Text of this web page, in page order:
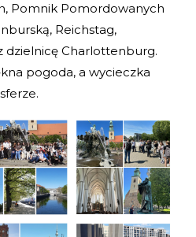
Pomnik Pomordowanych
Reichstag,
dzielnicę Charlottenburg.
pogoda, a wycieczka